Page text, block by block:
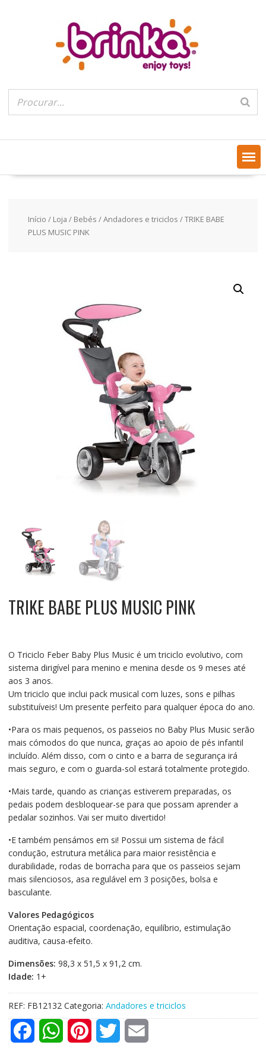
Início / Loja / Bebés /Andadores e triciclos / TRIKE BABE
PLUS MUSIC PINK
TRIKE BABE PLUS MUSIC PINK
O Triciclo Feber Baby Plus Music é um triciclo evolutivo, com
sistema dirigível para menino e menina desde os 9 meses até
aos 3 anos.
Um triciclo que inclui pack musical com luzes, sons e pilhas
substituíveis! Um presente perfeito para qualquer época do ano.
•Para os mais pequenos, os passeios no Baby Plus Music serão
mais cómodos do que nunca, graças ao apoio de pés infantil
incluído. Além disso, com o cinto e a barra de segurança irá
mais seguro, e com o guarda-sol estará totalmente protegido.
•Mais tarde, quando as crianças estiverem preparadas, os
pedais podem desbloquear-se para que possam aprender a
pedalar sozinhos. Vai ser muito divertido!
•E também pensámos em si! Possui um sistema de fácil
condução, estrutura metálica para maior resistência e
durabilidade, rodas de borracha para que os passeios sejam
mais silenciosos, asa regulável em 3 posições, bolsa e
basculante.
Valores Pedagógicos
Orientação espacial, coordenação, equilíbrio, estimulação
auditiva, causa-efeito.
Dimensões: 98,3 x 51,5 x 91,2 cm.
Idade: 1+
REF: FB12132 Categoria: Andadores e triciclos
W